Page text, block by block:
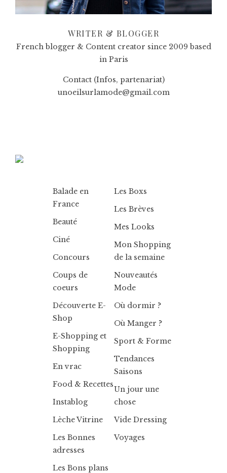
WRITER & BLOGGER
French blogger & Content creator since 2009 based
in Paris
Contact (Infos, partenariat)
unoeilsurlamode@gmail.com
Balade en
France
Beauté
Ciné
Concours
Coups de
coeurs
Découverte E-
Shop
E-Shopping et
Shopping
En vrac
Food & Recettes
Instablog
Lèche Vitrine
Les Bonnes
adresses
Les Bons plans
Les Boxs
Les Brèves
Mes Looks
Mon Shopping
de la semaine
Nouveautés
Mode
Où dormir ?
Où Manger ?
Sport & Forme
Tendances
Saisons
Un jour une
chose
Vide Dressing
Voyages